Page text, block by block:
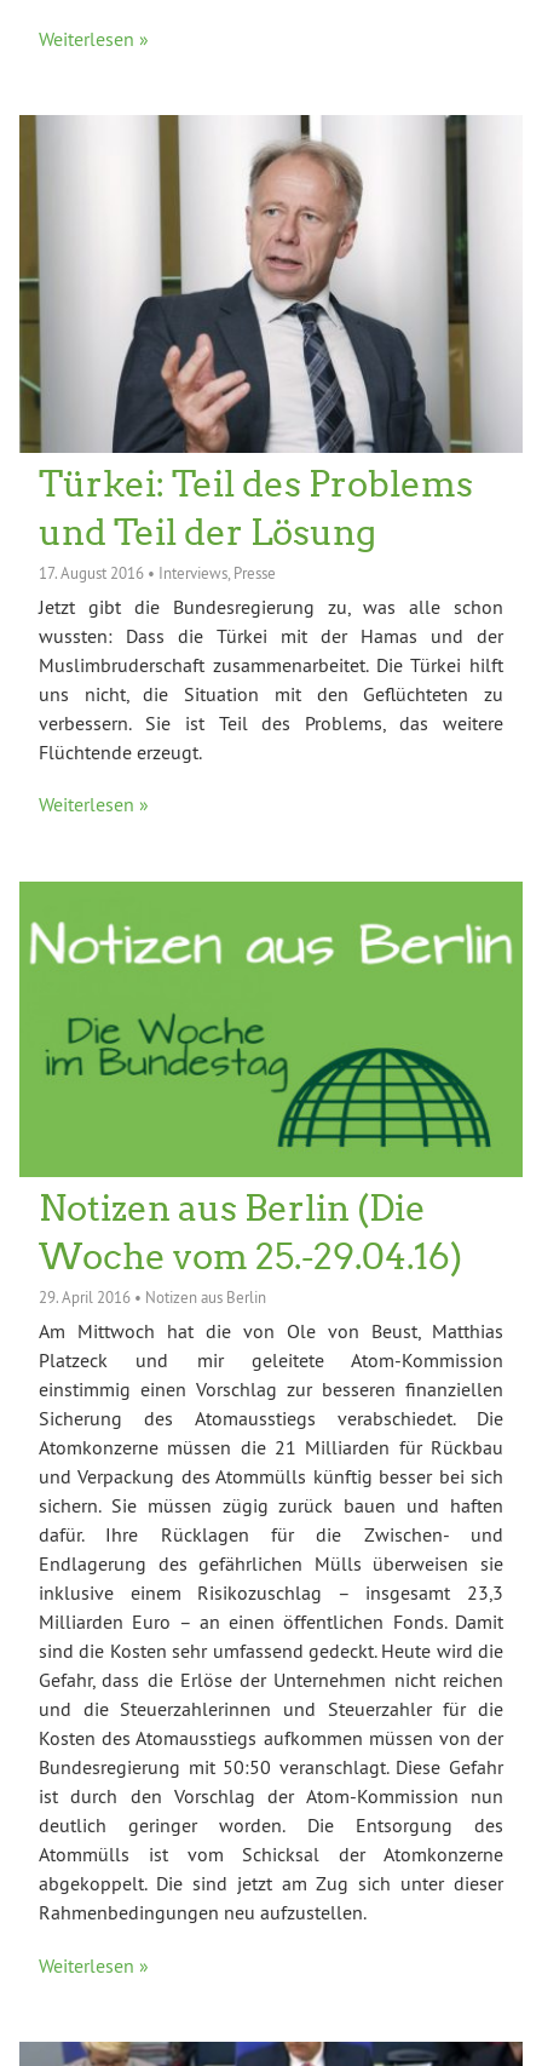
Weiterlesen »
Türkei: Teil des Problems
und Teil der Lösung
17. August 2016 • Interviews Presse
Jetzt gibt die Bundesregierung zu, was alle schon
wussten: Dass die Türkei mit der Hamas und der
Muslimbruderschaft zusammenarbeitet. Die Türkei hilft
uns nicht, die Situation mit den Geflüchteten zu
verbessern. Sie ist Teil des Problems, das weitere
Flüchtende erzeugt.
Weiterlesen »
Notizen aus Berlin (Die
Woche vom 25.-29.04.16)
29. April 2016 • Notizen aus Berlin
Am Mittwoch hat die von Ole von Beust, Matthias
Platzeck und mir geleitete Atom-Kommission
einstimmig einen Vorschlag zur besseren finanziellen
Sicherung des Atomausstiegs verabschiedet. Die
Atomkonzerne müssen die 21 Milliarden für Rückbau
und Verpackung des Atommülls künftig besser bei sich
sichern. Sie müssen zügig zurück bauen und haften
dafür. Ihre Rücklagen für die Zwischen- und
Endlagerung des gefährlichen Mülls überweisen sie
inklusive einem Risikozuschlag – insgesamt 23,3
Milliarden Euro – an einen öffentlichen Fonds. Damit
sind die Kosten sehr umfassend gedeckt. Heute wird die
Gefahr, dass die Erlöse der Unternehmen nicht reichen
und die Steuerzahlerinnen und Steuerzahler für die
Kosten des Atomausstiegs aufkommen müssen von der
Bundesregierung mit 50:50 veranschlagt. Diese Gefahr
ist durch den Vorschlag der Atom-Kommission nun
deutlich geringer worden. Die Entsorgung des
Atommülls ist vom Schicksal der Atomkonzerne
abgekoppelt. Die sind jetzt am Zug sich unter dieser
Rahmenbedingungen neu aufzustellen.
Weiterlesen »